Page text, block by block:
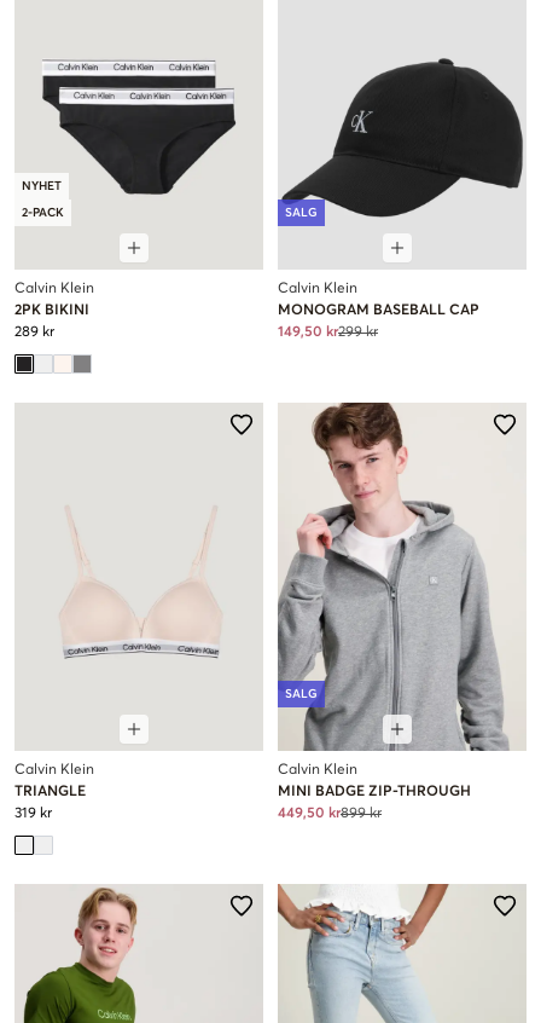
NYHET
2-PACK
Calvin Klein
2PK BIKINI
289 kr
SALG
Calvin Klein
MONOGRAM BASEBALL CAP
149,50 kr299 kr
Calvin Klein
TRIANGLE
319 kr
SALG
Calvin Klein
MINI BADGE ZIP-THROUGH
449,50 kr899 kr